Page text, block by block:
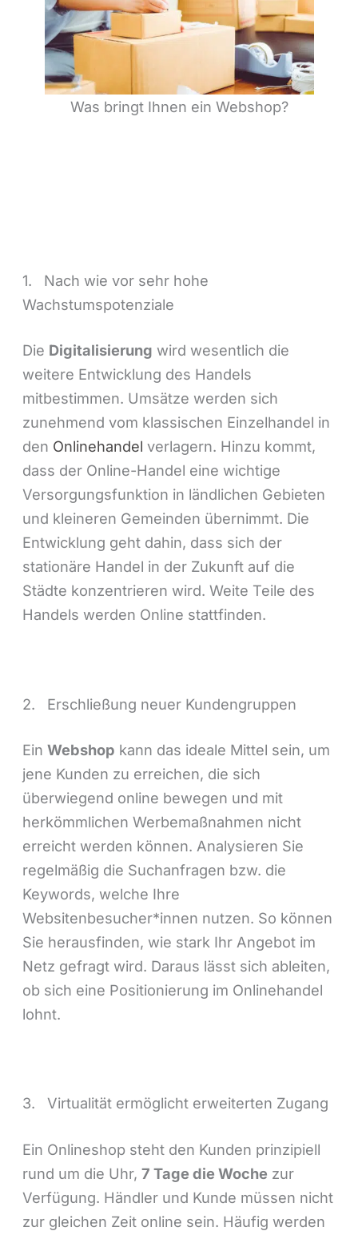
Was bringt Ihnen ein Webshop?
1. Nach wie vor sehr hohe
Wachstumspotenziale
Die Digitalisierung wird wesentlich die
weitere Entwicklung des Handels
mitbestimmen. Umsätze werden sich
zunehmend vom klassischen Einzelhandel in
den Onlinehandel verlagern. Hinzu kommt,
dass der Online-Handel eine wichtige
Versorgungsfunktion in ländlichen Gebieten
und kleineren Gemeinden übernimmt. Die
Entwicklung geht dahin, dass sich der
stationäre Handel in der Zukunft auf die
Städte konzentrieren wird. Weite Teile des
Handels werden Online stattfinden.
2. Erschließung neuer Kundengruppen
EinWebshop kann das ideale Mittel sein, um
jene Kunden zu erreichen, die sich
überwiegend online bewegen und mit
herkömmlichen Werbemaßnahmen nicht
erreicht werden können. Analysieren Sie
regelmäßig die Suchanfragen bzw. die
Keywords, welche Ihre
Websitenbesucher*innen nutzen. So können
Sie herausfinden, wie stark Ihr Angebot im
Netz gefragt wird. Daraus lässt sich ableiten,
ob sich eine Positionierung im Onlinehandel
lohnt.
3. Virtualität ermöglicht erweiterten Zugang
Ein Onlineshop steht den Kunden prinzipiell
rund um die Uhr,7 Tage die Woche zur
Verfügung. Händler und Kunde müssen nicht
zur gleichen Zeit online sein. Häufig werden